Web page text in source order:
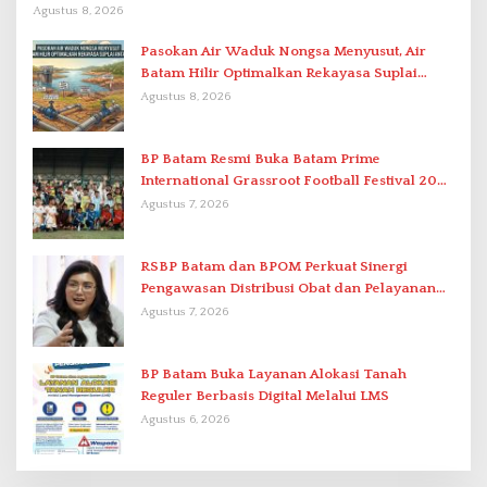
Berstandar Internasional
Agustus 8, 2026
Pasokan Air Waduk Nongsa Menyusut, Air
Batam Hilir Optimalkan Rekayasa Suplai
Antar-IPAM
Agustus 8, 2026
BP Batam Resmi Buka Batam Prime
International Grassroot Football Festival 2026
di Stadion Temenggung Abdul Jamal
Agustus 7, 2026
RSBP Batam dan BPOM Perkuat Sinergi
Pengawasan Distribusi Obat dan Pelayanan
Kefarmasian
Agustus 7, 2026
BP Batam Buka Layanan Alokasi Tanah
Reguler Berbasis Digital Melalui LMS
Agustus 6, 2026